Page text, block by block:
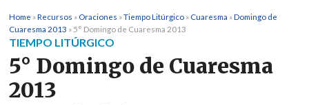
Dónde estamos
Noticias
Recursos
Home »Recursos » Oraciones »Tiempo Litúrgico » Cuaresma »Domingo de
Cuaresma 2013 » 5° Domingo de Cuaresma 2013
TIEMPO LITÚRGICO
5° Domingo de Cuaresma
2013